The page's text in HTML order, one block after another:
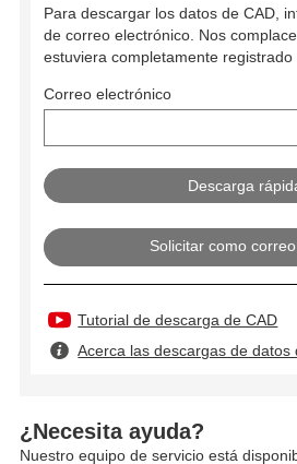
Para descargar los datos de CAD,
de correo electrónico. Nos
estuviera completamente registrado
Correo electrónico
Solicitar como
Tutorial de descarga de CAD
Acerca las descargas de datos
¿Necesita ayuda?
Nuestro equipo de servicio está